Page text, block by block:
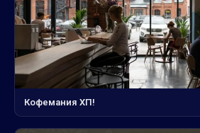
Кофемания ХП!